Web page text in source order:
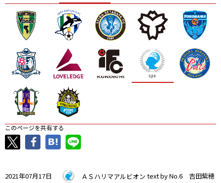
ニッパツ 名古屋 静岡 愛媛Ｌ
このページを共有する
2021年07月17日 ＡＳハリマアルビオン text by No.6 吉田紫穂